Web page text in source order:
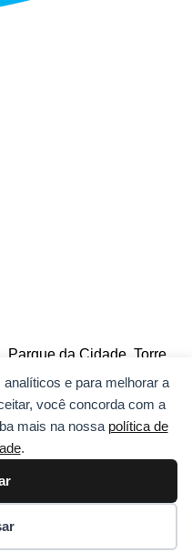
e para melhorar a
você concorda com a
mais na nossa política de
.
Parque da Cidade, Torre
090, São Paulo, SP
reservados.